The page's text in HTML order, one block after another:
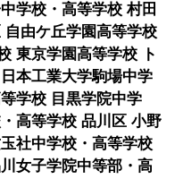
学校・高等学校 村田
由ケ丘学園高等学校
東京学園高等学校 ト
本工業大学駒場中学
学校 目黒学院中学
高等学校 品川区 小野
社中学校・高等学校
女子学院中等部・高